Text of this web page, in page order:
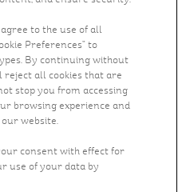
تواصل معنا
الوظائف الشاغرة
English
agree to the use of all
Preferences” to
By continuing without
reject all cookies that are
stop you from accessing
browsing experience and
website.
consent with effect for
use of your data by